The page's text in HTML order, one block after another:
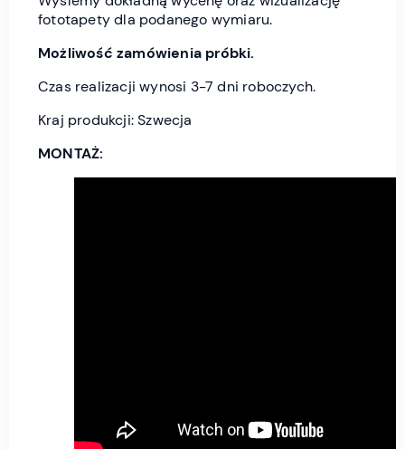
fototapety dla podanego wymiaru.
Możliwość zamówienia próbki.
Czas realizacji wynosi 3-7 dni roboczych.
Kraj produkcji: Szwecja
MONTAŻ: